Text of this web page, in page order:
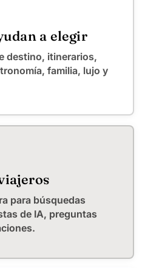
a elegir
destino, itinerarios,
familia, lujo y
para búsquedas
de IA, preguntas